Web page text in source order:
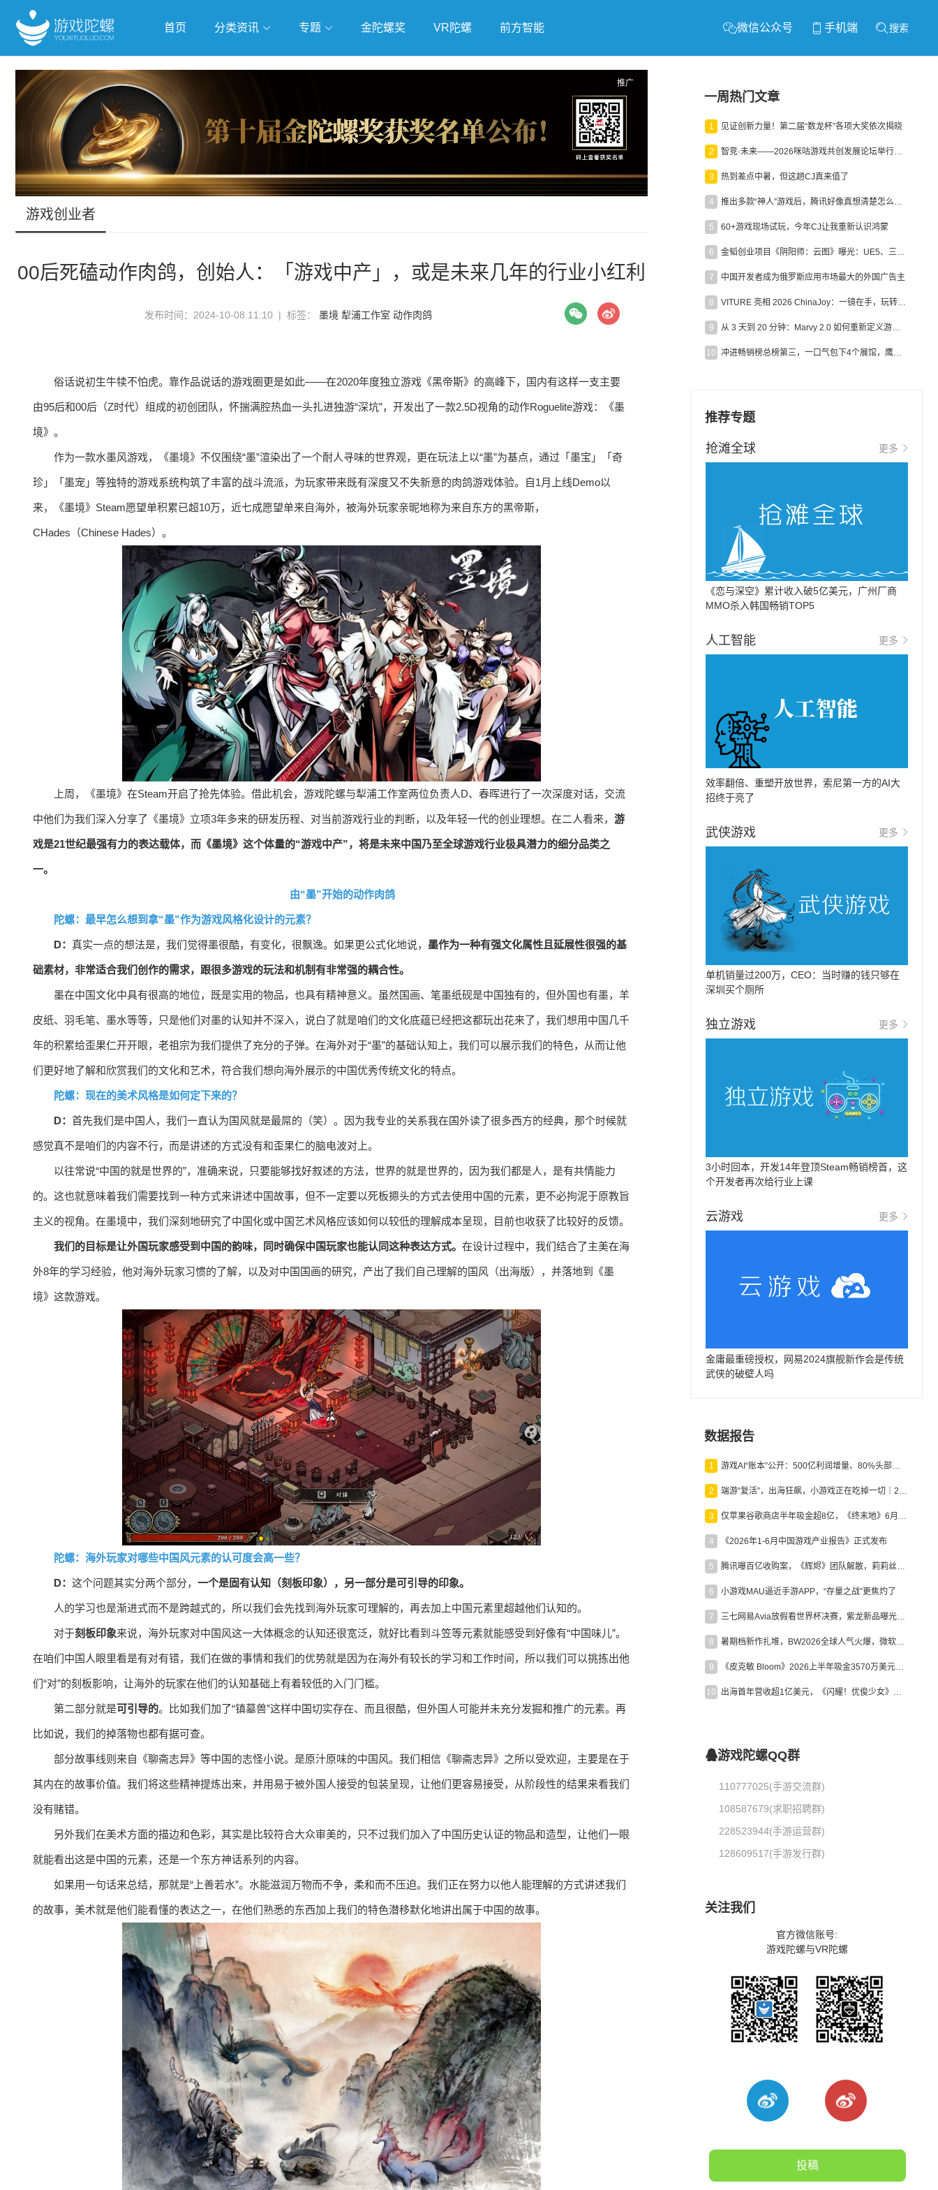
首页 分类资讯 专题
抢滩全球 人工智能 武侠游戏 独立游戏 云游戏
跨界Talk
金陀螺奖 VR陀螺 前方智能 微信公众号 手机端 搜索
推广
游戏创业者
00后死磕动作肉鸽，创始人：「游戏中产」，或是未来几年的行业小红利
发布时间：2024-10-08 11:10 | 标签： 墨境 犁浦工作室 动作肉鸽
俗话说初生牛犊不怕虎。靠作品说话的游戏圈更是如此——在2020年度独立游戏《黑帝斯》的高峰下，国内有这样一支主要
由95后和00后（Z时代）组成的初创团队，怀揣满腔热血一头扎进独游“深坑”，开发出了一款2.5D视角的动作Roguelite游戏：《墨
境》。
作为一款水墨风游戏，《墨境》不仅围绕“墨”渲染出了一个耐人寻味的世界观，更在玩法上以“墨”为基点，通过「墨宝」「奇
珍」「墨宠」等独特的游戏系统构筑了丰富的战斗流派，为玩家带来既有深度又不失新意的肉鸽游戏体验。自1月上线Demo以
来，《墨境》Steam愿望单积累已超10万，近七成愿望单来自海外，被海外玩家亲昵地称为来自东方的黑帝斯，
CHades（Chinese Hades）。
上周，《墨境》在Steam开启了抢先体验。借此机会，游戏陀螺与犁浦工作室两位负责人D、春晖进行了一次深度对话，交流
中他们为我们深入分享了《墨境》立项3年多来的研发历程、对当前游戏行业的判断，以及年轻一代的创业理想。在二人看来， 游
戏是21世纪最强有力的表达载体，而《墨境》这个体量的“游戏中产”，将是未来中国乃至全球游戏行业极具潜力的细分品类之
一。
由“墨”开始的动作肉鸽
陀螺：最早怎么想到拿“墨”作为游戏风格化设计的元素？
D： 真实一点的想法是，我们觉得墨很酷，有变化，很飘逸。如果更公式化地说， 墨作为一种有强文化属性且延展性很强的基
础素材，非常适合我们创作的需求，跟很多游戏的玩法和机制有非常强的耦合性。
墨在中国文化中具有很高的地位，既是实用的物品，也具有精神意义。虽然国画、笔墨纸砚是中国独有的，但外国也有墨，羊
皮纸、羽毛笔、墨水等等，只是他们对墨的认知并不深入，说白了就是咱们的文化底蕴已经把这都玩出花来了，我们想用中国几千
年的积累给歪果仁开开眼，老祖宗为我们提供了充分的子弹。在海外对于“墨”的基础认知上，我们可以展示我们的特色，从而让他
们更好地了解和欣赏我们的文化和艺术，符合我们想向海外展示的中国优秀传统文化的特点。
陀螺：现在的美术风格是如何定下来的？
D： 首先我们是中国人，我们一直认为国风就是最屌的（笑）。因为我专业的关系我在国外读了很多西方的经典，那个时候就
感觉真不是咱们的内容不行，而是讲述的方式没有和歪果仁的脑电波对上。
以往常说“中国的就是世界的”，准确来说，只要能够找好叙述的方法，世界的就是世界的，因为我们都是人，是有共情能力
的。这也就意味着我们需要找到一种方式来讲述中国故事，但不一定要以死板摁头的方式去使用中国的元素，更不必拘泥于原教旨
主义的视角。在墨境中，我们深刻地研究了中国化或中国艺术风格应该如何以较低的理解成本呈现，目前也收获了比较好的反馈。
我们的目标是让外国玩家感受到中国的韵味，同时确保中国玩家也能认同这种表达方式。 在设计过程中，我们结合了主美在海
外8年的学习经验，他对海外玩家习惯的了解，以及对中国国画的研究，产出了我们自己理解的国风（出海版），并落地到《墨
境》这款游戏。
陀螺：海外玩家对哪些中国风元素的认可度会高一些？
D： 这个问题其实分两个部分， 一个是固有认知（刻板印象），另一部分是可引导的印象。
人的学习也是渐进式而不是跨越式的，所以我们会先找到海外玩家可理解的，再去加上中国元素里超越他们认知的。
对于刻板印象来说，海外玩家对中国风这一大体概念的认知还很宽泛，就好比看到斗笠等元素就能感受到好像有“中国味儿”。
在咱们中国人眼里看是有对有错，我们在做的事情和我们的优势就是因为在海外有较长的学习和工作时间，所以我们可以挑拣出他
们“对”的刻板影响，让海外的玩家在他们的认知基础上有着较低的入门门槛。
第二部分就是可引导的。比如我们加了“镇墓兽”这样中国切实存在、而且很酷，但外国人可能并未充分发掘和推广的元素。再
比如说，我们的掉落物也都有据可查。
部分故事线则来自《聊斋志异》等中国的志怪小说。是原汁原味的中国风。我们相信《聊斋志异》之所以受欢迎，主要是在于
其内在的故事价值。我们将这些精神提炼出来，并用易于被外国人接受的包装呈现，让他们更容易接受，从阶段性的结果来看我们
没有赌错。
另外我们在美术方面的描边和色彩，其实是比较符合大众审美的，只不过我们加入了中国历史认证的物品和造型，让他们一眼
就能看出这是中国的元素，还是一个东方神话系列的内容。
如果用一句话来总结，那就是“上善若水”。水能滋润万物而不争，柔和而不压迫。我们正在努力以他人能理解的方式讲述我们
的故事，美术就是他们能看懂的表达之一，在他们熟悉的东西加上我们的特色潜移默化地讲出属于中国的故事。
一周热门文章
1 见证创新力量！第二届“数龙杯”各项大奖依次揭晓
2 智竞·未来——2026咪咕游戏共创发展论坛举行：聚力精品内容、AI创作与电竞生态，共建高品质益智健康游戏社区
3 热到差点中暑，但这趟CJ真来值了
4 推出多款“神人”游戏后，腾讯好像真想清楚怎么做二次元了
5 60+游戏现场试玩，今年CJ让我重新认识鸿蒙
6 金韬创业项目《阴阳师：云图》曝光：UE5、三端互通、ARPG
7 中国开发者成为俄罗斯应用市场最大的外国广告主
8 VITURE 亮相 2026 ChinaJoy：一镜在手，玩转全场！
9 从 3 天到 20 分钟：Marvy 2.0 如何重新定义游戏出海营销效率？
10 冲进畅销榜总榜第三，一口气包下4个展馆，鹰角把嘉年华做爆了
推荐专题
抢滩全球 更多
《恋与深空》累计收入破5亿美元，广州厂商
MMO杀入韩国畅销TOP5
人工智能 更多
效率翻倍、重塑开放世界，索尼第一方的AI大
招终于亮了
武侠游戏 更多
单机销量过200万，CEO：当时赚的钱只够在
深圳买个厕所
独立游戏 更多
3小时回本，开发14年登顶Steam畅销榜首，这
个开发者再次给行业上课
云游戏 更多
金庸最重磅授权，网易2024旗舰新作会是传统
武侠的破壁人吗
数据报告
1 游戏AI“账本”公开：500亿利润增量、80%头部入局，谁在闷声发财？
2 端游“复活”，出海狂飙，小游戏正在吃掉一切｜2026上半年产业报告
3 仅苹果谷歌商店半年吸金超8亿，《终末地》6月份收入显著回暖
4 《2026年1-6月中国游戏产业报告》正式发布
5 腾讯曝百亿收购案，《辉烬》团队解散，莉莉丝新作曝光｜陀螺周报
6 小游戏MAU逼近手游APP，“存量之战”更焦灼了
7 三七网易Avia放假看世界杯决赛，紫龙新品曝光，米哈游新作上线 | 陀螺周报
8 暑期档新作扎堆，BW2026全球人气火爆，微软XBOX大裁员|陀螺周报
9 《皮克敏 Bloom》2026上半年吸金3570万美元，中国台湾成最大市场
10 出海首年营收超1亿美元，《闪耀！优俊少女》美国市场占比达七成
游戏陀螺QQ群
110777025(手游交流群)
108587679(求职招聘群)
228523944(手游运营群)
128609517(手游发行群)
关注我们
官方微信账号:
游戏陀螺与VR陀螺
投稿